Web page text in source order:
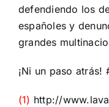
defendiendo los
españoles y
grandes
¡Ni un paso atrás!
(1) http://